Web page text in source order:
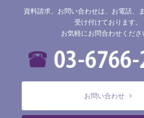
資料請求、お問い合わせは、お電話、
受け付けております。
お気軽にお問合わせくださ
お問い合わせ